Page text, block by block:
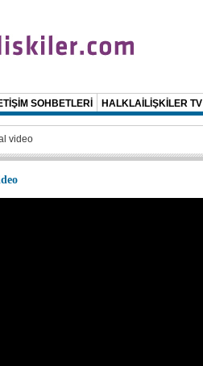
SOHBETLERİ HALKLAİLİŞKİLER TV
video